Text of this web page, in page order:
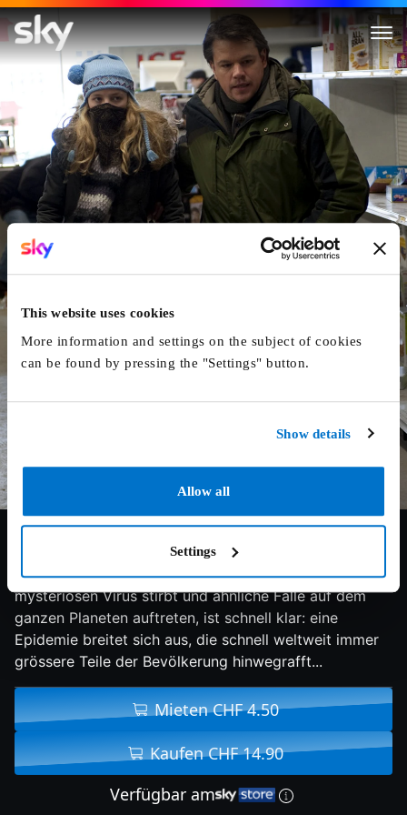
This website uses cookies
More information and settings on the subject of cookies
can be found by pressing the "Settings" button.
Show details
Allow all
Settings
Contagion
6.7/10 2011 105 min Drama
Nachdem eine Frau nach einer Auslandsreise an einem
mysteriösen Virus stirbt und ähnliche Fälle auf dem
ganzen Planeten auftreten, ist schnell klar: eine
Epidemie breitet sich aus, die schnell weltweit immer
grössere Teile der Bevölkerung hinwegrafft...
Mieten CHF 4.50
Kaufen CHF 14.90
Verfügbar am